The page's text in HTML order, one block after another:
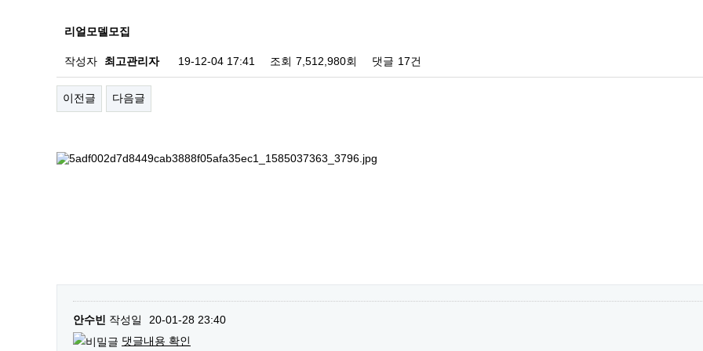
리얼모델모집
작성자 최고관리자 19-12-04 17:41 조회 7,512,980회 댓글 17건
이전글 다음글
안수빈 작성일
20-01-28 23:40
댓글내용 확인